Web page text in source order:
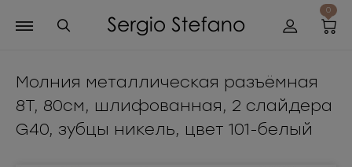
0
Молния металлическая разъёмная
8Т, 80см, шлифованная, 2 слайдера
G40, зубцы никель, цвет 101-белый